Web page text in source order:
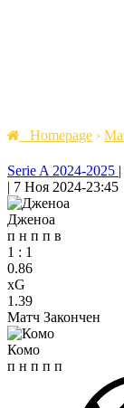
Homepage ›
Serie A 2024-2025 |
| 7 Ноя 2024-23:45
Дженоа
п н п п в
1 : 1
0.86
xG
1.39
Матч Закончен
Комо
п н п п п